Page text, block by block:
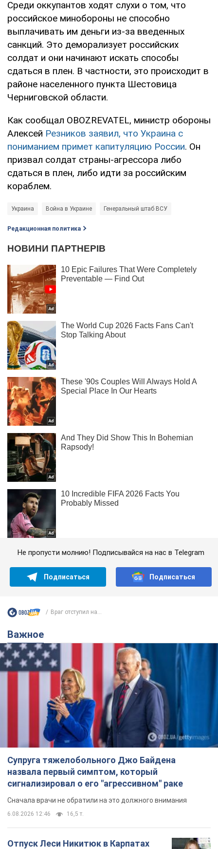
Среди оккупантов ходят слухи о том, что
российское минобороны не способно
выплачивать им деньги из-за введенных
санкций. Это деморализует российских
солдат и они начинают искать способы
сдаться в плен. В частности, это происходит в
районе населенного пункта Шестовица
Черниговской области.
Как сообщал OBOZREVATEL, министр обороны
Алексей Резников заявил, что Украина с
пониманием примет капитуляцию России. Он
призвал солдат страны-агрессора либо
сдаться в плен, либо идти за российским
кораблем.
Украина Война в Украине Генеральный штаб ВСУ
Редакционная политика
Не пропусти молнию! Подписывайся на нас в Telegram
Подписаться Подписаться
Враг отступил на...
Важное
Супруга тяжелобольного Джо Байдена
назвала первый симптом, который
сигнализировал о его "агрессивном" раке
Сначала врачи не обратили на это должного внимания
6.08.2026 12:46 16,5 т.
Отпуск Леси Никитюк в Карпатах